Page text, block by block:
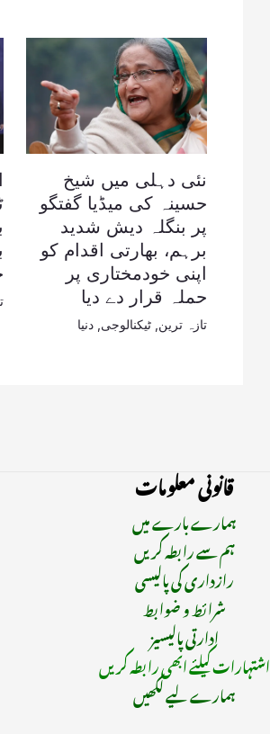
نئی دہلی میں شیخ
حسینہ کی میڈیا گفتگو
پر بنگلہ دیش شدید
برہم، بھارتی اقدام کو
اپنی خودمختاری پر
حملہ قرار دے دیا
تازہ ترین ٹیکنالوجی دنیا
قانونی معلومات
ہمارے بارے میں
ہم سے رابطہ کریں
رازداری کی پالیسی
شرائط و ضوابط
ادارتی پالیسیز
اشتہارات کیلئے ابھی رابطہ کریں
ہمارے لیے لکھیں